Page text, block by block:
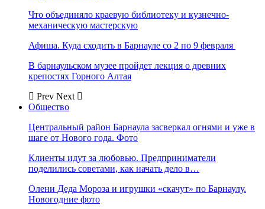
Что объединяло краевую библиотеку и кузнечно-
механическую мастерскую
Афиша. Куда сходить в Барнауле со 2 по 9 февраля
В барнаульском музее пройдет лекция о древних
крепостях Горного Алтая
Prev Next
Общество
Центральный район Барнаула засверкал огнями и уже в
шаге от Нового года. Фото
Клиенты идут за любовью. Предприниматели
поделились советами, как начать дело в…
Олени Деда Мороза и игрушки «скачут» по Барнаулу.
Новогодние фото